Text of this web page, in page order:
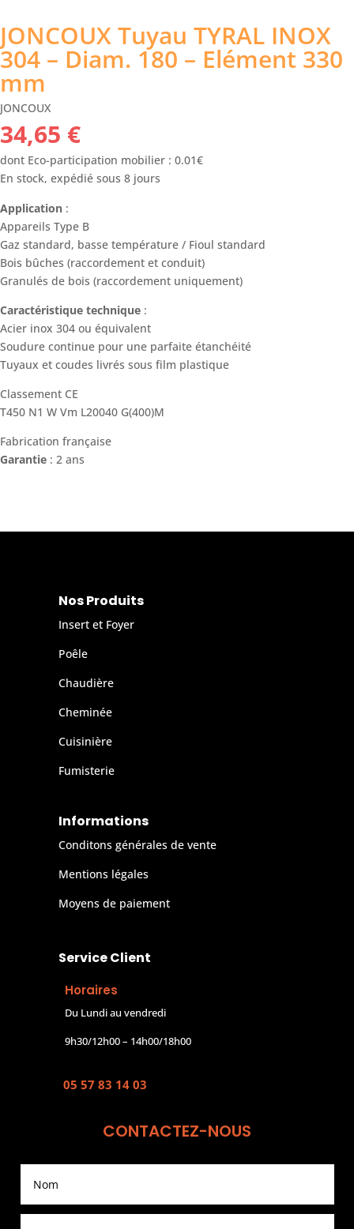
JONCOUX Tuyau TYRAL INOX
304 – Diam. 180 – Elément 330
mm
JONCOUX
34,65 €
dont Eco-participation mobilier : 0.01€
En stock, expédié sous 8 jours
Application :
Appareils Type B
Gaz standard, basse température / Fioul standard
Bois bûches (raccordement et conduit)
Granulés de bois (raccordement uniquement)
Caractéristique technique :
Acier inox 304 ou équivalent
Soudure continue pour une parfaite étanchéité
Tuyaux et coudes livrés sous film plastique
Classement CE
T450 N1 W Vm L20040 G(400)M
Fabrication française
Garantie : 2 ans
Nos Produits
Insert et Foyer
Poêle
Chaudière
Cheminée
Cuisinière
Fumisterie
Informations
Conditons générales de vente
Mentions légales
Moyens de paiement
Service Client
Horaires
Du Lundi au vendredi
9h30/12h00 – 14h00/18h00
05 57 83 14 03
CONTACTEZ-NOUS